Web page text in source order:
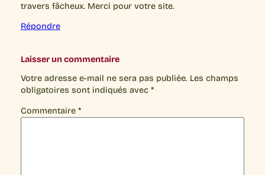
travers fâcheux. Merci pour votre site.
Répondre
Laisser un commentaire
Votre adresse e-mail ne sera pas publiée. Les champs
obligatoires sont indiqués avec *
Commentaire *